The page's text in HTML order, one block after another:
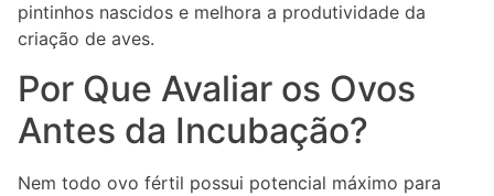
pintinhos nascidos e melhora a produtividade da
criação de aves.
Por Que Avaliar os Ovos
Antes da Incubação?
Nem todo ovo fértil possui potencial máximo para